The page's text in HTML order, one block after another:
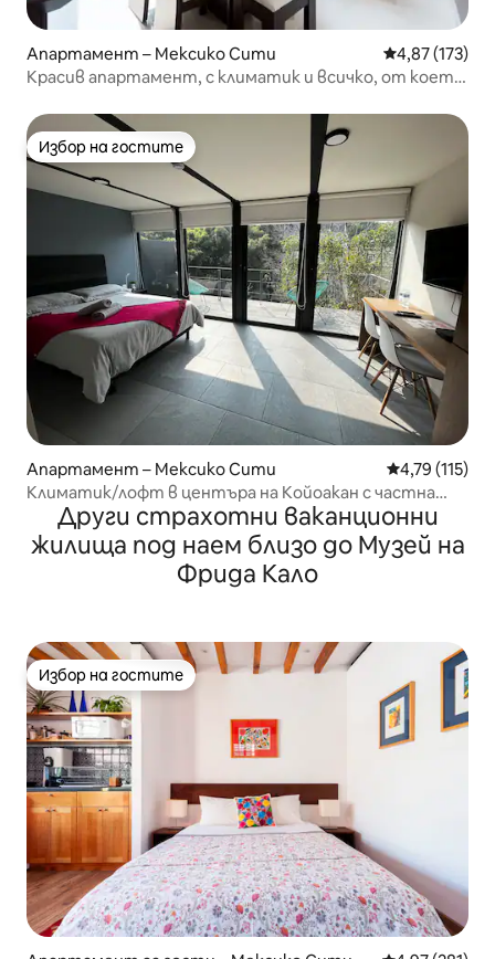
Апартамент – Мексико Сити Средна
4,87 (173)
Красив апартамент, с климатик и всичко, от което
Избор на гостите
Избор на гостите
Апартамент – Мексико Сити Средна
4,79 (115)
Климатик/лофт в центъра на Койоакан с частна
тераса!
Други страхотни ваканционни
жилища под наем близо до Музей на
Фрида Кало
Избор на гостите
Избор на гостите